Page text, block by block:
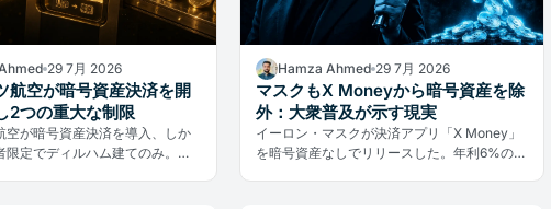
29 7月 2026
航空が暗号資産決済を開
2つの重大な制限
空が暗号資産決済を導入、しか
限定でディルハム建てのみ。ラ
Hamza Ahmed 29 7月 2026
マスクもX Moneyから暗号資産を除
外：大衆普及が示す現実
イーロン・マスクが決済アプリ「X Money」
を暗号資産なしでリリースした。年利6%の法